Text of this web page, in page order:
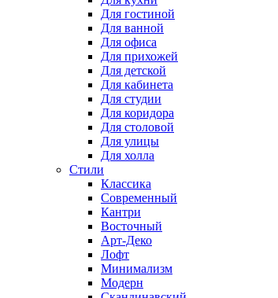
Для гостиной
Для ванной
Для офиса
Для прихожей
Для детской
Для кабинета
Для студии
Для коридора
Для столовой
Для улицы
Для холла
Стили
Классика
Современный
Кантри
Восточный
Арт-Деко
Лофт
Минимализм
Модерн